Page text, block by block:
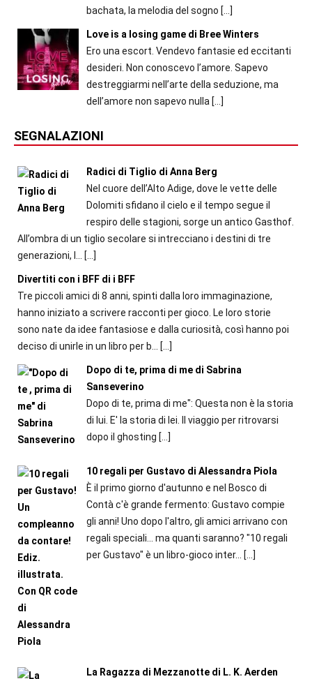
bachata, la melodia del sogno […]
Love is a losing game di Bree Winters
Ero una escort. Vendevo fantasie ed eccitanti
desideri. Non conoscevo l’amore. Sapevo
destreggiarmi nell’arte della seduzione, ma
dell’amore non sapevo nulla […]
SEGNALAZIONI
Radici di Tiglio di Anna Berg
Nel cuore dell’Alto Adige, dove le vette delle
Dolomiti sfidano il cielo e il tempo segue il
respiro delle stagioni, sorge un antico Gasthof.
All’ombra di un tiglio secolare si intrecciano i destini di tre
generazioni, l...
[…]
Divertiti con i BFF di i BFF
Tre piccoli amici di 8 anni, spinti dalla loro immaginazione,
hanno iniziato a scrivere racconti per gioco. Le loro storie
sono nate da idee fantasiose e dalla curiosità, così hanno poi
deciso di unirle in un libro per b...
[…]
Dopo di te, prima di me di Sabrina
Sanseverino
Dopo di te, prima di me": Questa non è la storia
di lui. E' la storia di lei. Il viaggio per ritrovarsi
dopo il ghosting […]
10 regali per Gustavo di Alessandra Piola
È il primo giorno d'autunno e nel Bosco di
Contà c'è grande fermento: Gustavo compie
gli anni! Uno dopo l'altro, gli amici arrivano con
regali speciali... ma quanti saranno? "10 regali
per Gustavo" è un libro-gioco inter...
[…]
La Ragazza di Mezzanotte di L. K. Aerden